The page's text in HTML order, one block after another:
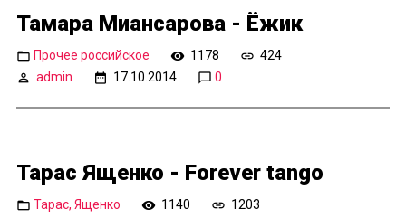
Тамара Миансарова - Ёжик
Прочее российское 1178
424
admin
17.10.2014 0
Тарас Ященко - Forever tango
Тарас, Ященко 1140
1203